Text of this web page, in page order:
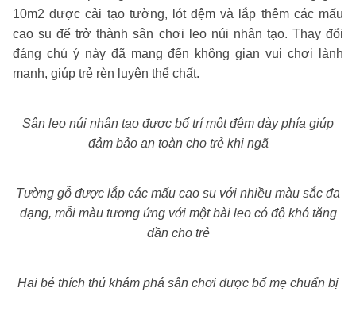
10m2 được cải tạo tường, lót đệm và lắp thêm các mấu
cao su để trở thành sân chơi leo núi nhân tạo. Thay đổi
đáng chú ý này đã mang đến không gian vui chơi lành
mạnh, giúp trẻ rèn luyện thể chất.
Sân leo núi nhân tạo được bố trí một đệm dày phía giúp
đảm bảo an toàn cho trẻ khi ngã
Tường gỗ được lắp các mấu cao su với nhiều màu sắc đa
dạng, mỗi màu tương ứng với một bài leo có độ khó tăng
dần cho trẻ
Hai bé thích thú khám phá sân chơi được bố mẹ chuẩn bị